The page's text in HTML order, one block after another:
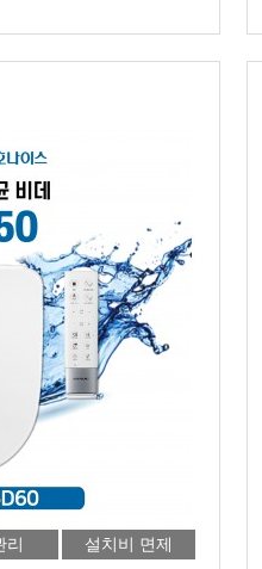
리 설치비 면제